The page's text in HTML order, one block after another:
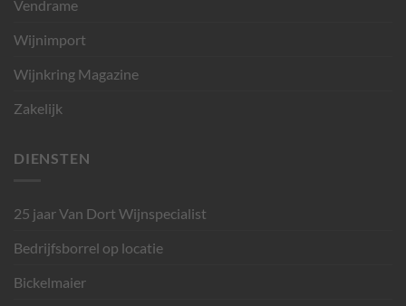
Vendrame
Wijnimport
Wijnkring Magazine
Zakelijk
DIENSTEN
25 jaar Van Dort Wijnspecialist
Bedrijfsborrel op locatie
Bickelmaier